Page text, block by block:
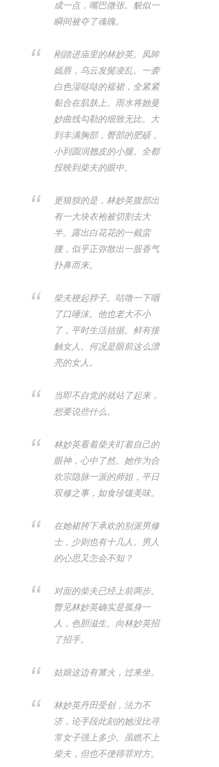
成一点，嘴巴微张。貌似一
瞬间被夺了魂魄。
刚踏进庙里的林妙英。​凤眸
嫣唇，乌云发鬓凌乱。一袭
白色湿哒哒的襦裙，全紧紧
黏合在肌肤上。雨水将她曼
妙曲线勾勒的细致无比。大
到丰满胸部，臀部的肥硕，
小到圆润翘皮的小腿。全都
投映到柴夫的眼中。
更狼狈的是，林妙英腹部出
有一大块衣袍被切割去大
半。露出白花花的一截蛮
腰，似乎正弥散出一股香气
扑鼻而来。
柴夫梗起脖子。咕噜一下咽
了口唾沫。​他也老大不小
了，平时生活拮据。鲜有接
触女人。何况是眼前这么漂
亮的女人。
当即不自觉的就站了起来，
想要说些什么。
林妙英看着柴夫盯着自己的
眼神，心中了然​。她作为合
欢宗隐脉一派的师姐，平日
双修之事，如食珍馐美味。
在她裙胯下承欢的别派男修
士，少则也有十几人。男人
的心思又怎会不知？
对面的柴夫已经上前两步。
瞥见林妙英确实是孤身一
人，色胆滋生。向林妙英招
了招手。
姑娘这边有篝火，过来坐。​
林妙英丹田受创，法力不
济，论手段此刻的她没比寻
常女子强上多少。虽瞧不上
柴夫，但也不便得罪对方。